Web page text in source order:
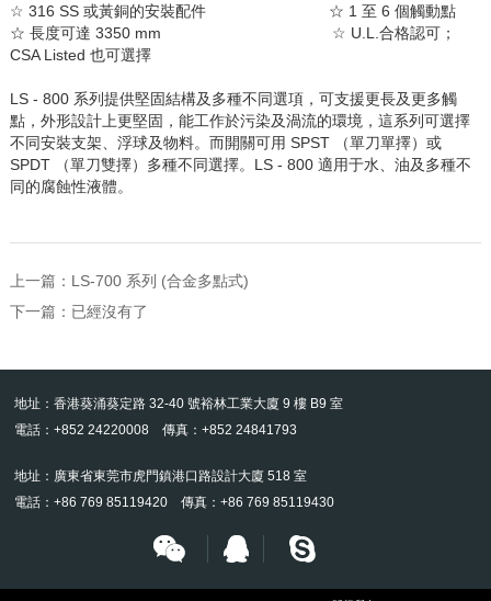
☆ 316 SS 或黃銅的安裝配件 ☆ 1 至 6 個觸動點
☆ 長度可達 3350 mm ☆ U.L.合格認可；
CSA Listed 也可選擇
LS - 800 系列提供堅固結構及多種不同選項，可支援更長及更多觸
點，外形設計上更堅固，能工作於污染及渦流的環境，這系列可選擇
不同安裝支架、浮球及物料。而開關可用 SPST （單刀單擇）或
SPDT （單刀雙擇）多種不同選擇。LS - 800 適用于水、油及多種不
同的腐蝕性液體。
上一篇： LS-700 系列 (合金多點式)
下一篇：已經沒有了
地址：香港葵涌葵定路 32-40 號裕林工業大廈 9 樓 B9 室
電話：+852 24220008 傳真：+852 24841793
地址：廣東省東莞市虎門鎮港口路設計大廈 518 室
電話：+86 769 85119420 傳真：+86 769 85119430